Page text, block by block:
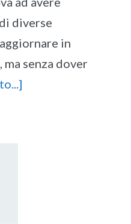
diverse
in
ma senza dover